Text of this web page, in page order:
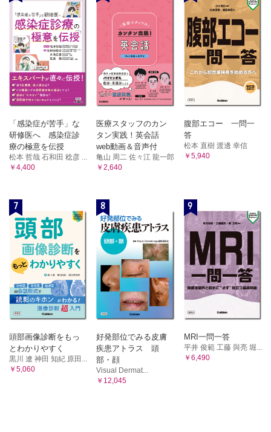
「感染症が苦手」な
研修医へ 感染症診
療の極意を伝授
松本 哲哉 石和田 稔彦 ...
￥4,400
医療スタッフのカン
タン実践！英会話
web動画＆音声付
亀山 周二 佐々江 龍一郎
￥2,640
腹部エコー 一問一
答
松本 直樹 渡邊 幸信
￥5,940
7
頭部画像診断をもっ
とわかりやすく
黒川 遼 神田 知紀 原田...
￥5,060
8
好発部位でみる皮膚
疾患アトラス 頭
部・顔
Visual Dermat...
￥12,045
9
MRI一問一答
平井 俊範 工藤 與亮 堀...
￥6,490